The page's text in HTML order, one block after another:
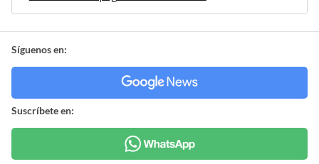
Síguenos en:
Suscríbete en: